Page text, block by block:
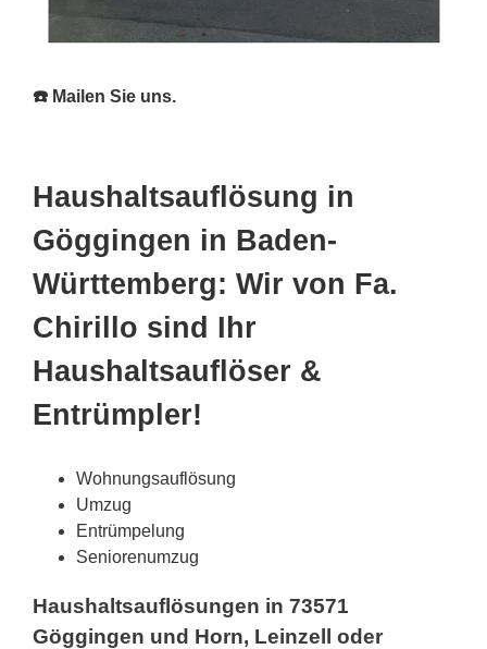
☎️ Mailen Sie uns.
Haushaltsauflösung in
Göggingen in Baden-
Württemberg: Wir von Fa.
Chirillo sind Ihr
Haushaltsauflöser &
Entrümpler!
Wohnungsauflösung
Umzug
Entrümpelung
Seniorenumzug
Haushaltsauflösungen in 73571
Göggingen und Horn, Leinzell oder